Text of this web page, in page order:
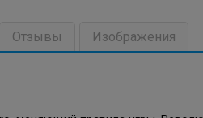
Отзывы Изображения